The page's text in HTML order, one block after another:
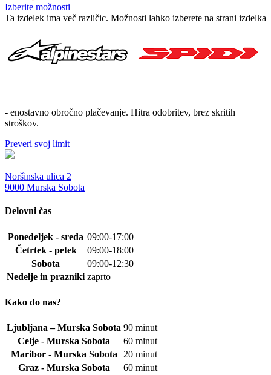
Izberite možnosti
Ta izdelek ima več različic. Možnosti lahko izberete na strani izdelka
- enostavno obročno plačevanje. Hitra odobritev, brez skritih
stroškov.
Preveri svoj limit
Noršinska ulica 2
9000 Murska Sobota
Delovni čas
Ponedeljek - sreda 09:00-17:00
Četrtek - petek
09:00-18:00
Sobota
09:00-12:30
Nedelje in prazniki zaprto
Kako do nas?
Ljubljana – Murska Sobota 90 minut
Celje - Murska Sobota
60 minut
Maribor - Murska Sobota
20 minut
Graz - Murska Sobota
60 minut